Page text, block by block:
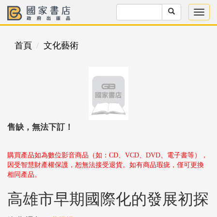
首頁 文化藝術
售缺，無法下訂！
購買產品如為數位影音商品（如：CD、VCD、DVD、電子書等），
因受智慧財產權保護，恕無法接受退貨。如有商品瑕疵，僅可更換
相同產品。
高雄市早期國際化的發展初探